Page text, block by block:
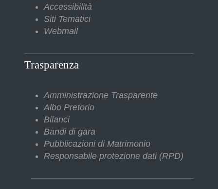
Accessibilità
Siti Tematici
Webmail
Trasparenza
Amministrazione Trasparente
Albo Pretorio
Bilanci
Bandi di gara
Pubblicazioni di Matrimonio
Responsabile protezione dati (RPD)